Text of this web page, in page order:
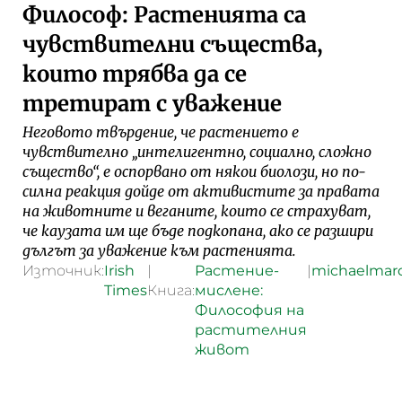
Философ: Растенията са
чувствителни същества,
които трябва да се
третират с уважение
Неговото твърдение, че растението е
чувствително „интелигентно, социално, сложно
същество“, е оспорвано от някои биолози, но по-
силна реакция дойде от активистите за правата
на животните и веганите, които се страхуват,
че каузата им ще бъде подкопана, ако се разшири
дългът за уважение към растенията.
Източник:Irish
TimesКнига:
Растение-
мислене:
Философия на
растителния
живот